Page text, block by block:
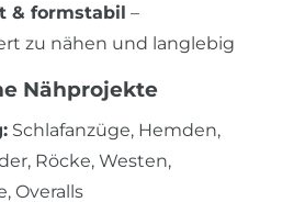
& formstabil –
zu nähen und langlebig
Nähprojekte
Schlafanzüge, Hemden,
Röcke, Westen,
Overalls